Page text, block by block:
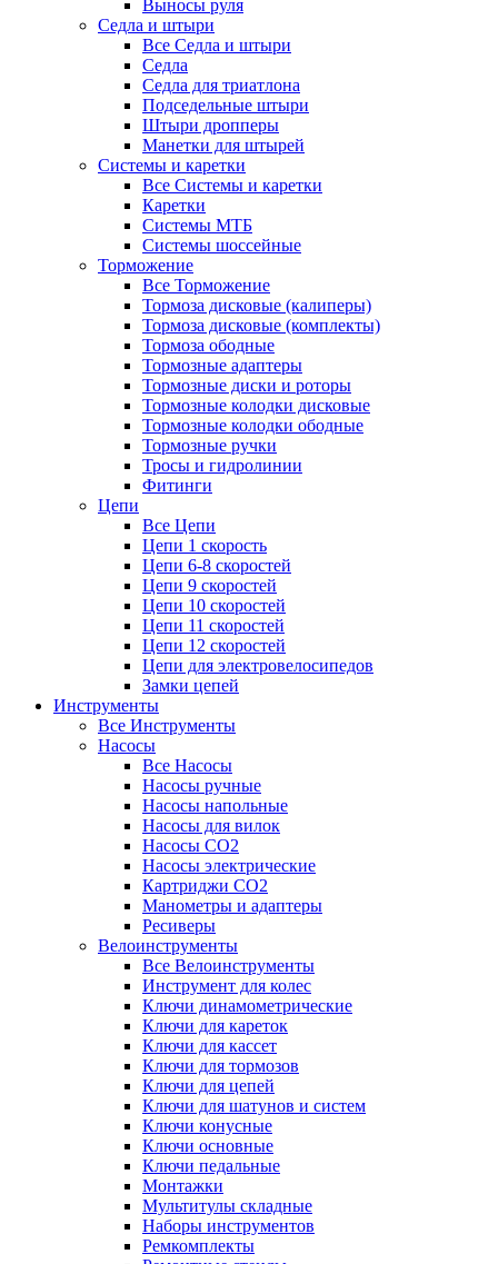
Выносы руля
Седла и штыри
Все Седла и штыри
Седла
Седла для триатлона
Подседельные штыри
Штыри дропперы
Манетки для штырей
Системы и каретки
Все Системы и каретки
Каретки
Системы МТБ
Системы шоссейные
Торможение
Все Торможение
Тормоза дисковые (калиперы)
Тормоза дисковые (комплекты)
Тормоза ободные
Тормозные адаптеры
Тормозные диски и роторы
Тормозные колодки дисковые
Тормозные колодки ободные
Тормозные ручки
Тросы и гидролинии
Фитинги
Цепи
Все Цепи
Цепи 1 скорость
Цепи 6-8 скоростей
Цепи 9 скоростей
Цепи 10 скоростей
Цепи 11 скоростей
Цепи 12 скоростей
Цепи для электровелосипедов
Замки цепей
Инструменты
Все Инструменты
Насосы
Все Насосы
Насосы ручные
Насосы напольные
Насосы для вилок
Насосы CO2
Насосы электрические
Картриджи CO2
Манометры и адаптеры
Ресиверы
Велоинструменты
Все Велоинструменты
Инструмент для колес
Ключи динамометрические
Ключи для кареток
Ключи для кассет
Ключи для тормозов
Ключи для цепей
Ключи для шатунов и систем
Ключи конусные
Ключи основные
Ключи педальные
Монтажки
Мультитулы складные
Наборы инструментов
Ремкомплекты